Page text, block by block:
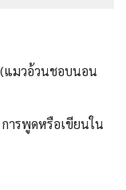
(แมวอ้วนชอบนอน
ารพูดหรือเขียนใน